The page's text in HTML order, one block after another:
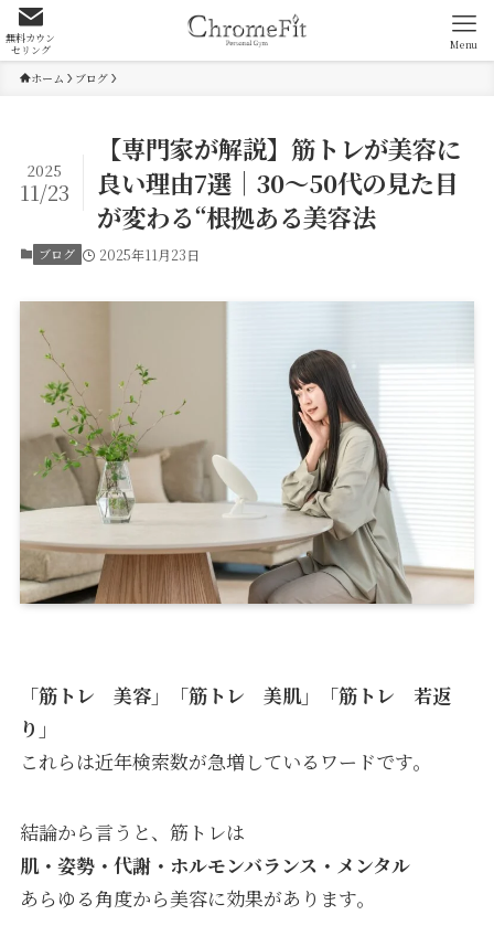
無料カウン
セリング Menu
ホーム ブログ
【専門家が解説】筋トレが美容に
良い理由7選｜30〜50代の見た目
が変わる“根拠ある美容法
2025
11/23
ブログ 2025年11月23日
「筋トレ 美容」「筋トレ 美肌」「筋トレ 若返
り」
これらは近年検索数が急増しているワードです。
結論から言うと、筋トレは
肌・姿勢・代謝・ホルモンバランス・メンタル
あらゆる角度から美容に効果があります。